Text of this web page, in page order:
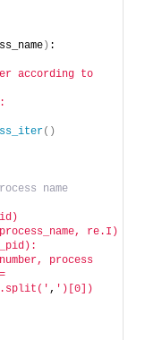
) :
according to
()
name
re.I)
process
, ')[0])